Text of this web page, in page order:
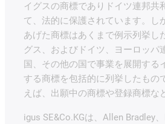
イグスの商標でありドイツ連邦共
て、法的に保護されています。し
あげた商標はあくまで例示列挙し
グス、およびドイツ、ヨーロッパ
国、その他の国で事業を展開する
する商標を包括的に列挙したもの
えば、出願中の商標や登録商標な
igus SE&Co.KGは、Allen Bradley、